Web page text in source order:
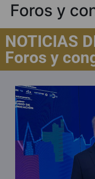
Foros y
NOTICIAS
Foros y